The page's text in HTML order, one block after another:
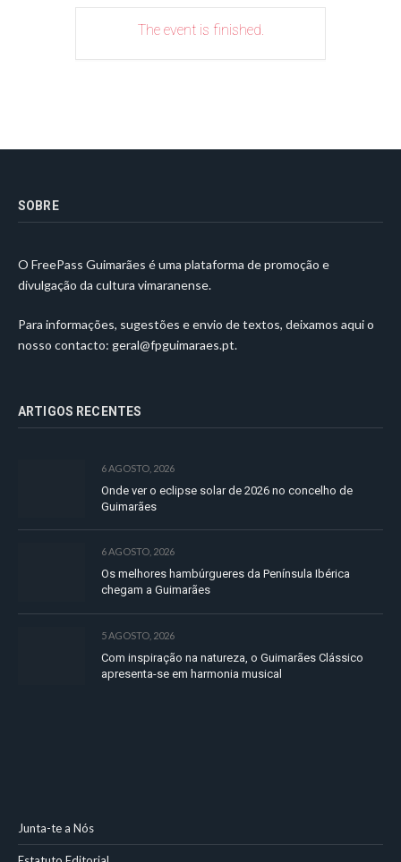
The event is finished.
SOBRE
O FreePass Guimarães é uma plataforma de promoção e
divulgação da cultura vimaranense.
Para informações, sugestões e envio de textos, deixamos aqui o
nosso contacto: geral@fpguimaraes.pt.
ARTIGOS RECENTES
6 AGOSTO, 2026
Onde ver o eclipse solar de 2026 no concelho de
Guimarães
6 AGOSTO, 2026
Os melhores hambúrgueres da Península Ibérica
chegam a Guimarães
5 AGOSTO, 2026
Com inspiração na natureza, o Guimarães Clássico
apresenta-se em harmonia musical
Junta-te a Nós